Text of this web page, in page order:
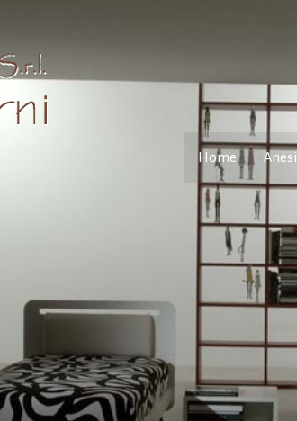
Home Anesi